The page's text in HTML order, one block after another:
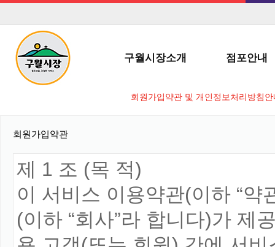
구월시장소개 점포안내
회원가입약관 및 개인정보처리방침
회원가입약관